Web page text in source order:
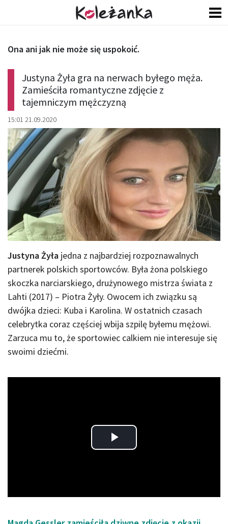
Justyna Żyła gra na nerwach byłego męża.
Zamieściła romantyczne zdjęcie z
tajemniczym mężczyzną
15:01 21.09.2020
Ona ani jak nie może się uspokoić.
Justyna Żyła jedna z najbardziej rozpoznawalnych
partnerek polskich sportowców. Była żona polskiego
skoczka narciarskiego, drużynowego mistrza świata z
Lahti (2017) – Piotra Żyły. Owocem ich związku są
dwójka dzieci: Kuba i Karolina. W ostatnich czasach
celebrytka coraz częściej wbija szpilę byłemu mężowi.
Zarzuca mu to, że sportowiec calkiem nie interesuje się
swoimi dziećmi.
Play